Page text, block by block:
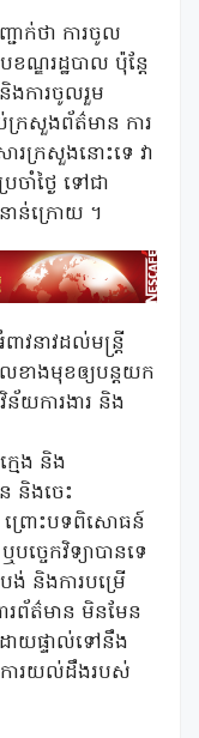
ជាក់ថា ការចូល
បខណ្ឌរដ្ឋបាល ប៉ុន្តែ
ងការចូលរួម
រសួងព័ត៌មាន ការ
រក្រសួងនោះទេ វា
ចាំថ្ងៃ ទៅជា
ាន់ក្រោយ ។
ាវនាវដល់មន្ត្រី
ខាងមុខឲ្យបន្តយក
យការងារ និង
េង និង
ន និងចេះ
រោះបទពិសោធន៍
េកវិទ្យាបានទេ
ង់ និងការបម្រើ
រព័ត៌មាន មិនមែន
ធដោយផ្ទាល់ទៅនឹង
ការយល់ដឹងរបស់